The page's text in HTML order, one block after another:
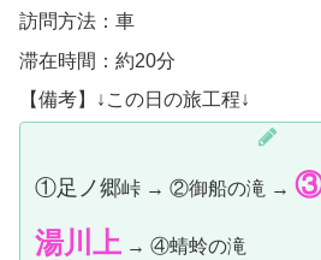
訪問方法：車
滞在時間：約20分
【備考】↓この日の旅工程↓
①足ノ郷峠 → ②御船の滝 → ③
湯川上 → ④蜻蛉の滝